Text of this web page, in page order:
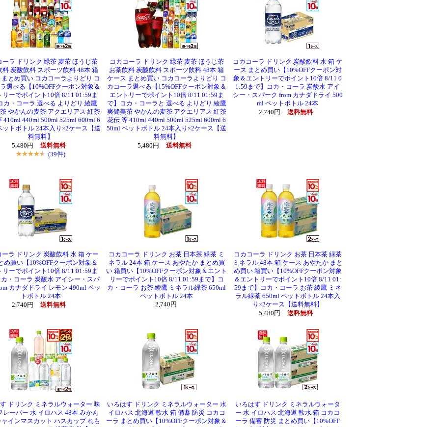
ーラ ドリンク 緑茶 麦茶 ほうじ茶
料 炭酸飲料 スポーツ飲料 48本 箱
まとめ買い コカコーラよりどり コ
選べる【10%OFFクーポン対象＆
リーでポイント10倍 8/11 01:59ま
カ・コーラ 選べる よりどり 綾鷹
やかんの麦茶 アクエリアス 紅茶
410ml 440ml 500ml 525ml 600ml 6
ットボトル 24本入り×2ケース【送
料無料】
5,480円
送料無料
(39件)
コカコーラ ドリンク 緑茶 麦茶 ほうじ茶
お茶飲料 炭酸飲料 スポーツ飲料 48本 箱
ケース まとめ買い コカコーラよりどり コ
カコーラ選べる【15%OFFクーポン対象＆
エントリーでポイント10倍 8/11 01:59ま
で】コカ・コーラと 選べる よりどり 綾鷹
爽健美茶 やかんの麦茶 アクエリアス 紅茶
花伝 等 410ml 440ml 500ml 525ml 600ml 6
50ml ペットボトル 24本入り×2ケース【送
料無料】
5,480円
送料無料
コカコーラ ドリンク 炭酸飲料 水 箱 ケ
ース まとめ買い【10%OFFクーポン対
象＆エントリーでポイント10倍 8/11 0
1:59まで】コカ・コーラ 炭酸水 アイ
シー・スパーク from カナダドライ 500
ml ペットボトル 24本
2,740円
送料無料
ーラ ドリンク 炭酸飲料 水 箱 ケー
め買い【10%OFFクーポン対象＆
リーでポイント10倍 8/11 01:59ま
・コーラ 炭酸水 アイシー・スパ
カナダドライ レモン 490ml ペッ
トボトル 24本
2,740円
送料無料
コカコーラ ドリンク お茶 日本茶 緑茶 ミ
ネラル 24本 箱 ケース あやたか まとめ買
い 箱買い【10%OFFクーポン対象＆エント
リーでポイント10倍 8/11 01:59まで】コ
カ・コーラ お茶 綾鷹 ミネラル緑茶 650ml
ペットボトル 24本
2,740円
コカコーラ ドリンク お茶 日本茶 緑茶
ミネラル 48本 箱 ケース あやたか まと
め買い 箱買い【10%OFFクーポン対象
＆エントリーでポイント10倍 8/11 01:
59まで】コカ・コーラ お茶 綾鷹 ミネ
ラル緑茶 650ml ペットボトル 24本入
り×2ケース【送料無料】
5,480円
送料無料
ドリンク ミネラルウォーター 味
レーバー 水 イロハス 48本 みかん
ャインマスカット ハスカップ れも
いろはす ドリンク ミネラルウォーター 水
イロハス 北海道 軟水 箱 備蓄 防災 コカコ
ーラ まとめ買い【10%OFFクーポン対象＆
いろはす ドリンク ミネラルウォータ
ー 水 イロハス 北海道 軟水 箱 コカコ
ーラ 備蓄 防災 まとめ買い【10%OFF